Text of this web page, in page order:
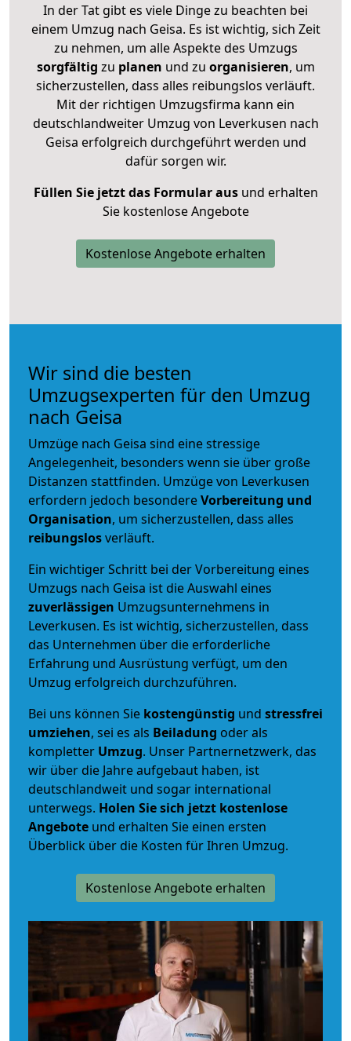
In der Tat gibt es viele Dinge zu beachten bei
einem Umzug nach Geisa. Es ist wichtig, sich Zeit
zu nehmen, um alle Aspekte des Umzugs
sorgfältig zu planen und zu organisieren, um
sicherzustellen, dass alles reibungslos verläuft.
Mit der richtigen Umzugsfirma kann ein
deutschlandweiter Umzug von Leverkusen nach
Geisa erfolgreich durchgeführt werden und
dafür sorgen wir.
Füllen Sie jetzt das Formular ausund erhalten
Sie kostenlose Angebote
Kostenlose Angebote erhalten
Wir sind die besten
Umzugsexperten für den Umzug
nach Geisa
Umzüge nach Geisa sind eine stressige
Angelegenheit, besonders wenn sie über große
Distanzen stattfinden. Umzüge von Leverkusen
erfordern jedoch besondereVorbereitung und
Organisation, um sicherzustellen, dass alles
reibungslosverläuft.
Ein wichtiger Schritt bei der Vorbereitung eines
Umzugs nach Geisa ist die Auswahl eines
zuverlässigen Umzugsunternehmens in
Leverkusen. Es ist wichtig, sicherzustellen, dass
das Unternehmen über die erforderliche
Erfahrung und Ausrüstung verfügt, um den
Umzug erfolgreich durchzuführen.
Bei uns können Sie kostengünstig und stressfrei
umziehen, sei es als Beiladung oder als
kompletter Umzug. Unser Partnernetzwerk, das
wir über die Jahre aufgebaut haben, ist
deutschlandweit und sogar international
unterwegs. Holen Sie sich jetzt kostenlose
Angebote und erhalten Sie einen ersten
Überblick über die Kosten für Ihren Umzug.
Kostenlose Angebote erhalten